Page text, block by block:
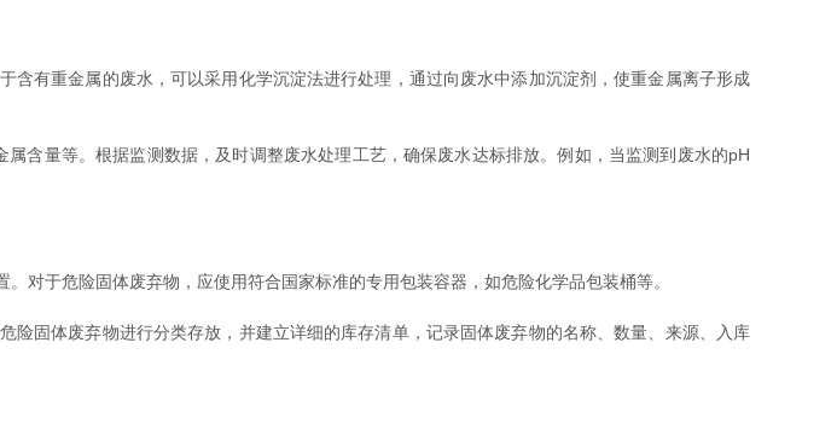
有重金属的废水，可以采用化学沉淀法进行处理，通过向废水中添加沉淀剂，使重金属离子形成
量等。根据监测数据，及时调整废水处理工艺，确保废水达标排放。例如，当监测到废水的pH
于危险固体废弃物，应使用符合国家标准的专用包装容器，如危险化学品包装桶等。
固体废弃物进行分类存放，并建立详细的库存清单，记录固体废弃物的名称、数量、来源、入库